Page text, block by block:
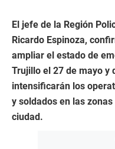
El jefe de la Región
Ricardo Espinoza,
ampliar el estado de
Trujillo el 27 de mayo y
intensificarán los
y soldados en las
ciudad.